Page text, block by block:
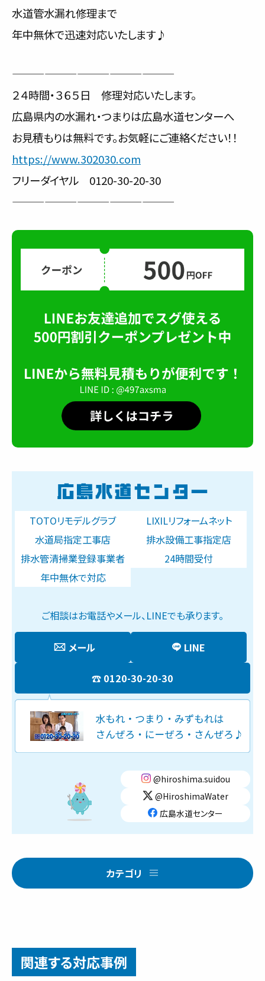
水道管水漏れ修理まで
年中無休で迅速対応いたします♪
———————————————
２４時間・３６５日 修理対応いたします。
広島県内の水漏れ・つまりは広島水道センターへ
お見積もりは無料です。お気軽にご連絡ください！！
https://www.302030.com
フリーダイヤル 0120-30-20-30
———————————————
TOTOリモデルグラブ
LIXILリフォームネット
水道局指定工事店
排水設備工事指定店
排水管清掃業登録事業者
24時間受付
年中無休で対応
ご相談はお電話やメール、LINEでも承ります。
0120-30-20-30
メール LINE
@hiroshima.suidou
@HiroshimaWater
広島水道センター
カテゴリ
関連する対応事例